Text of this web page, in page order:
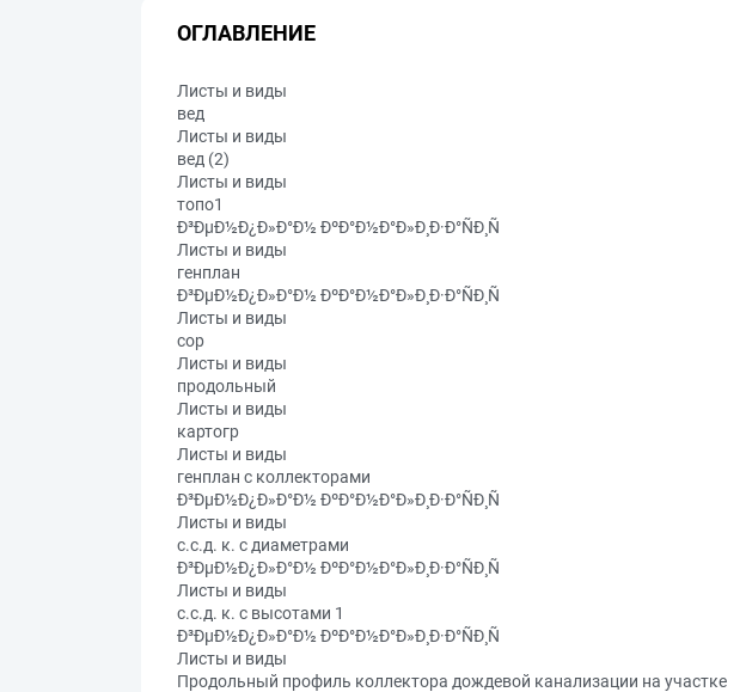
ОГЛАВЛЕНИЕ
Листы и виды
вед
Листы и виды
вед (2)
Листы и виды
топо1
Ð³ÐµÐ½Ð¿Ð»Ð°Ð½ ÐºÐ°Ð½Ð°Ð»Ð¸Ð·Ð°ÑÐ¸Ñ
Листы и виды
генплан
Ð³ÐµÐ½Ð¿Ð»Ð°Ð½ ÐºÐ°Ð½Ð°Ð»Ð¸Ð·Ð°ÑÐ¸Ñ
Листы и виды
сор
Листы и виды
продольный
Листы и виды
картогр
Листы и виды
генплан с коллекторами
Ð³ÐµÐ½Ð¿Ð»Ð°Ð½ ÐºÐ°Ð½Ð°Ð»Ð¸Ð·Ð°ÑÐ¸Ñ
Листы и виды
с.с.д. к. с диаметрами
Ð³ÐµÐ½Ð¿Ð»Ð°Ð½ ÐºÐ°Ð½Ð°Ð»Ð¸Ð·Ð°ÑÐ¸Ñ
Листы и виды
с.с.д. к. с высотами 1
Ð³ÐµÐ½Ð¿Ð»Ð°Ð½ ÐºÐ°Ð½Ð°Ð»Ð¸Ð·Ð°ÑÐ¸Ñ
Листы и виды
Продольный профиль коллектора дождевой канализации на участке